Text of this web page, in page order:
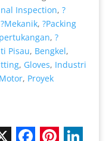
Inspection, ?
?Mekanik, ?Packing
, ?
Pisau, Bengkel,
, Gloves, Industri
Motor, Proyek